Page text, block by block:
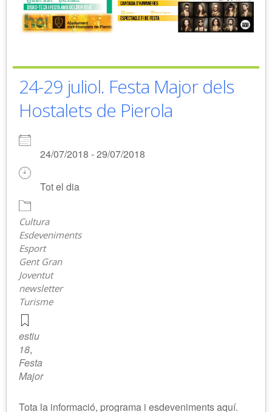
24-29 juliol. Festa Major dels
Hostalets de Pierola
24/07/2018 - 29/07/2018
Tot el dia
Cultura
Esdeveniments
Esport
Gent Gran
Joventut
newsletter
Turisme
estiu
18,
Festa
Major
Tota la informació, programa i esdeveniments aquí.